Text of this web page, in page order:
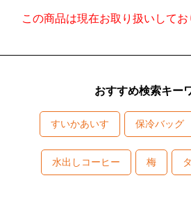
この商品は現在お取り扱いしてお
おすすめ検索キー
すいかあいす 保冷バッグ
水出しコーヒー 梅